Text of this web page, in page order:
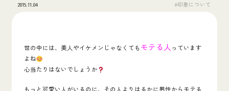
2019.11.04
#印象について
世の中には、美人やイケメンじゃなくても モテる人っています
よね
心当たりはないでしょうか
もっと可愛い人がいるのに、その人よりはるかに男性からモテる